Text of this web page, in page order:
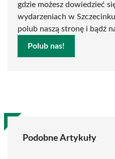
gdzie możesz dowiedzieć
wydarzeniach w
polub naszą stronę i bądź
Polub nas!
Podobne Artykuły